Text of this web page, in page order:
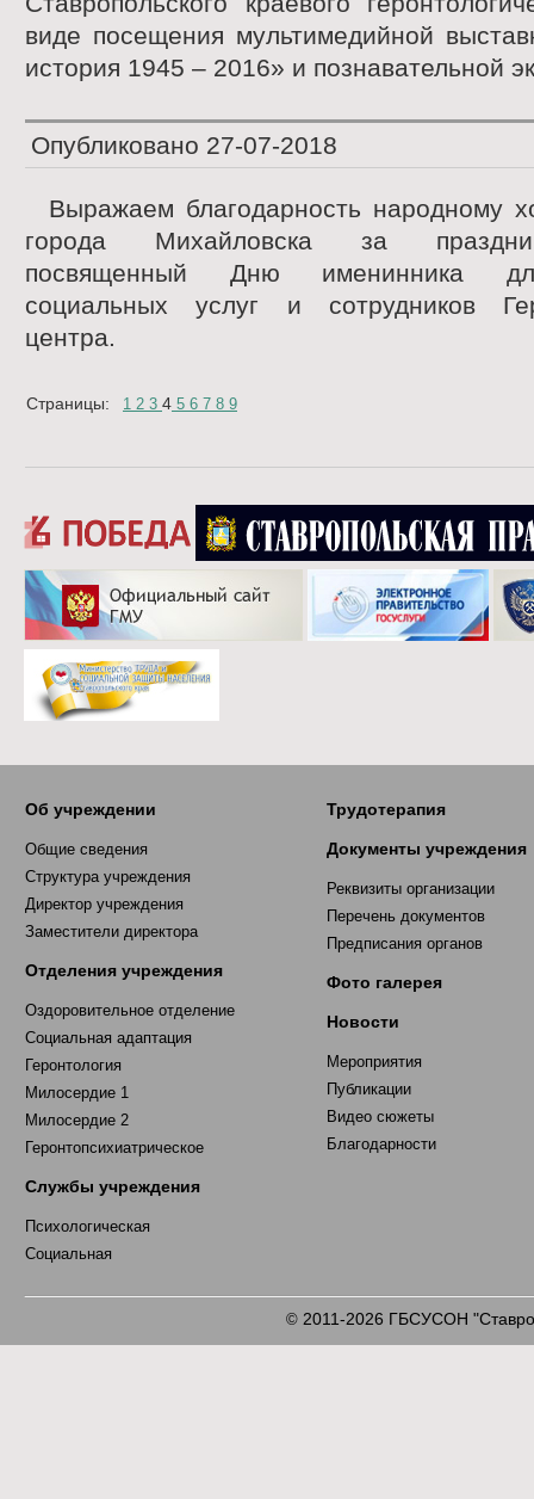
виде посещения мультимедийной
история 1945 – 2016» и познавательной
Опубликовано 27-07-2018
Выражаем благодарность народному
города Михайловска за
посвященный Дню именинника
социальных услуг и сотрудников
центра.
Страницы: 1 2 3 4 5 6 7 8 9
Об учреждении
Общие сведения
Структура учреждения
Директор учреждения
Заместители директора
Отделения учреждения
Оздоровительное отделение
Социальная адаптация
Геронтология
Милосердие 1
Милосердие 2
Геронтопсихиатрическое
Службы учреждения
Психологическая
Социальная
Трудотерапия
Документы учреждения
Реквизиты организации
Перечень документов
Предписания органов
Фото галерея
Новости
Мероприятия
Публикации
Видео сюжеты
Благодарности
©2011-2026 ГБСУСОН